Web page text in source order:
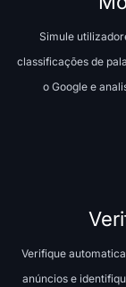
Simule
classificações de
o Google e
Verifique
anúncios e